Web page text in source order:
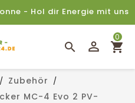
- Hol dir Energie mit uns
0
Zubehör
MC-4 Evo 2 PV-